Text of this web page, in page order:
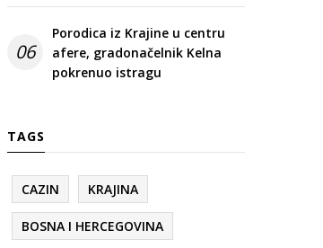
06
Porodica iz Krajine u centru
afere, gradonačelnik Kelna
pokrenuo istragu
TAGS
CAZIN KRAJINA
BOSNA I HERCEGOVINA